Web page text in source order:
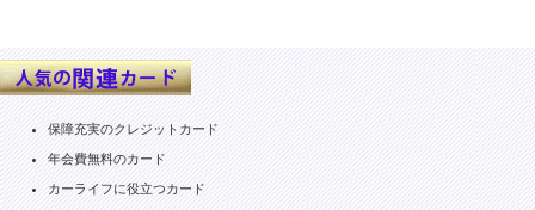
保障充実のクレジットカード
年会費無料のカード
カーライフに役立つカード